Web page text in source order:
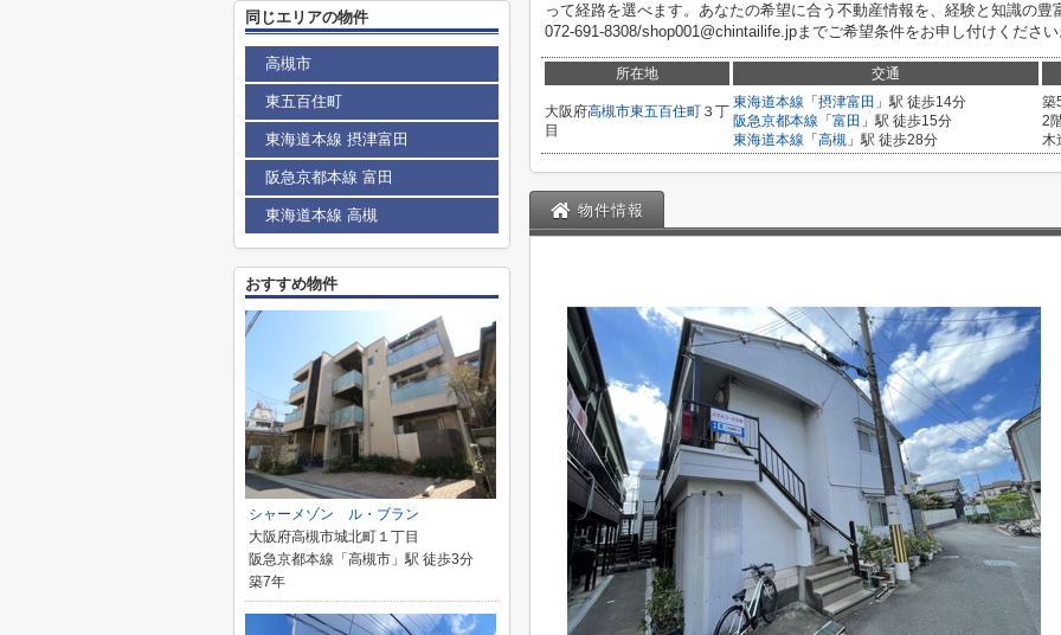
って経路を選べます。あなたの希望に合う不動産情報を、経験と知識の
072-691-8308/shop001@chintailife.jpまでご希望条件をお申し付けくださ
所在地 交通
大阪府高槻市東五百住町 ３丁
目
東海道本線 「 摂津富田 」駅 徒歩14分
阪急京都本線 「 富田 」駅 徒歩15分
東海道本線 「 高槻 」駅 徒歩28分
築
2
木
物件情報
同じエリアの物件
高槻市
東五百住町
東海道本線 摂津富田
阪急京都本線 富田
東海道本線 高槻
おすすめ物件
シャーメゾン ル・ブラン
大阪府高槻市城北町１丁目
阪急京都本線「高槻市」駅 徒歩3分
築7年